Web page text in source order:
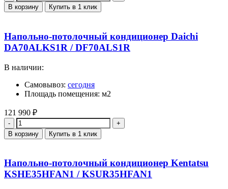
В корзину Купить в 1 клик
Напольно-потолочный кондиционер Daichi
DA70ALKS1R / DF70ALS1R
В наличии:
Самовывоз: сегодня
Площадь помещения: м2
121 990 ₽
Количество
В корзину Купить в 1 клик
Напольно-потолочный кондиционер Kentatsu
KSHE35HFAN1 / KSUR35HFAN1